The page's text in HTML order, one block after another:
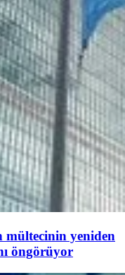
mültecinin yeniden
öngörüyor